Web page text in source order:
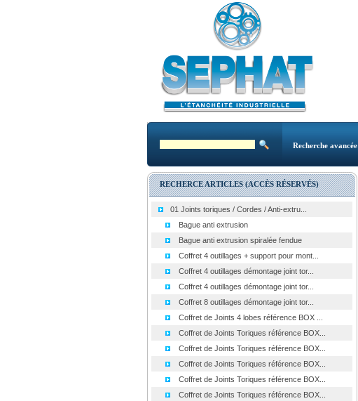
Recherche avancée
RECHERCE ARTICLES (ACCÈS RÉSERVÉS)
01 Joints toriques / Cordes / Anti-extru...
Bague anti extrusion
Bague anti extrusion spiralée fendue
Coffret 4 outillages + support pour mont...
Coffret 4 outillages démontage joint tor...
Coffret 4 outillages démontage joint tor...
Coffret 8 outillages démontage joint tor...
Coffret de Joints 4 lobes référence BOX ...
Coffret de Joints Toriques référence BOX...
Coffret de Joints Toriques référence BOX...
Coffret de Joints Toriques référence BOX...
Coffret de Joints Toriques référence BOX...
Coffret de Joints Toriques référence BOX...